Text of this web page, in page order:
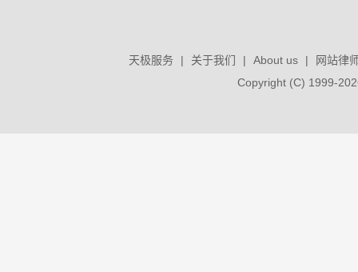
天极服务 | 关于我们 | About us |
网站律
Copyright (C) 1999-